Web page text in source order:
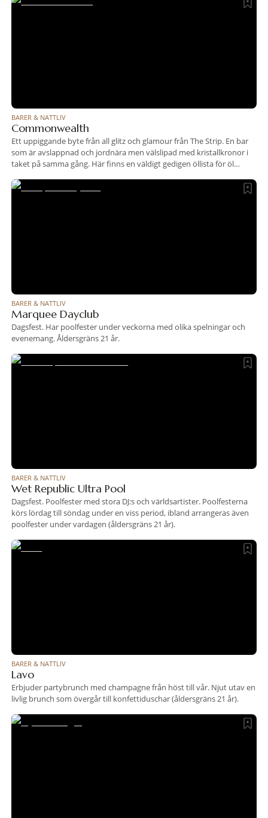
BARER & NATTLIV
Commonwealth
Ett uppiggande byte från all glitz och glamour från The Strip. En bar
som är avslappnad och jordnära men välslipad med kristallkronor i
taket på samma gång. Här finns en väldigt gedigen öllista för öl
även välgjorda cocktails och en vinlista lika lång som öllistan.
BARER & NATTLIV
Marquee Dayclub
Dagsfest. Har poolfester under veckorna med olika spelningar och
evenemang. Åldersgräns 21 år.
BARER & NATTLIV
Wet Republic Ultra Pool
Dagsfest. Poolfester med stora DJ:s och världsartister. Poolfesterna
körs lördag till söndag under en viss period, ibland arrangeras även
poolfester under vardagen (åldersgräns 21 år).
BARER & NATTLIV
Lavo
Erbjuder partybrunch med champagne från höst till vår. Njut utav en
livlig brunch som övergår till konfettiduschar (åldersgräns 21 år).